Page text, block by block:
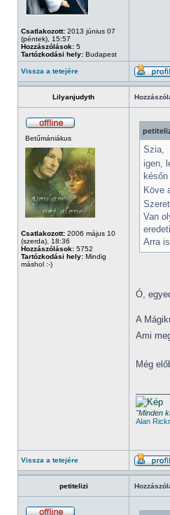
Csatlakozott: 2013 június 07
(péntek), 15:57
Hozzászólások: 5
Tartózkodási hely: Budapest
Vissza a tetejére
Lilyanjudyth
Betűmániákus
Csatlakozott: 2006 május 10
(szerda), 18:36
Hozzászólások: 5752
Tartózkodási hely: Mindig
máshol :-)
Szia,
igen,
Köve
Van
Arra
Ó,
A
Ami
Még
"Minden
Alan
Vissza a tetejére
petitelizi